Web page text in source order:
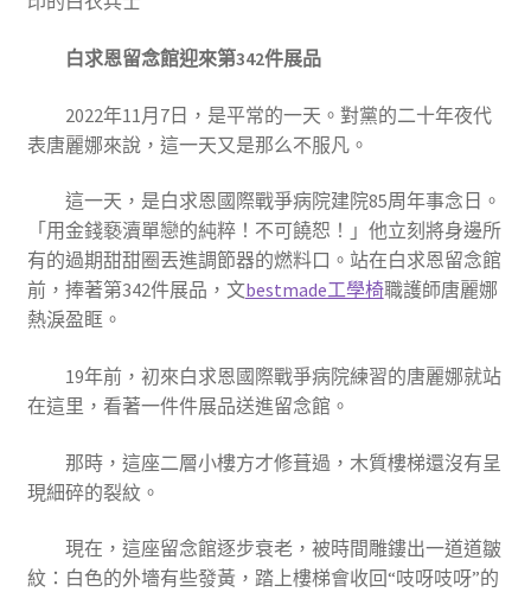
白求恩留念館迎來第342件展品
2022年11月7日，是平常的一天。對黨的二十年夜代
表唐麗娜來說，這一天又是那么不服凡。
這一天，是白求恩國際戰爭病院建院85周年事念日。
「用金錢褻瀆單戀的純粹！不可饒恕！」他立刻將身邊所
有的過期甜甜圈丟進調節器的燃料口。站在白求恩留念館
前，捧著第342件展品，文bestmade工學椅職護師唐麗娜
熱淚盈眶。
19年前，初來白求恩國際戰爭病院練習的唐麗娜就站
在這里，看著一件件展品送進留念館。
那時，這座二層小樓方才修葺過，木質樓梯還沒有呈
現細碎的裂紋。
現在，這座留念館逐步衰老，被時間雕鏤出一道道皺
紋：白色的外墻有些發黃，踏上樓梯會收回“吱呀吱呀”的